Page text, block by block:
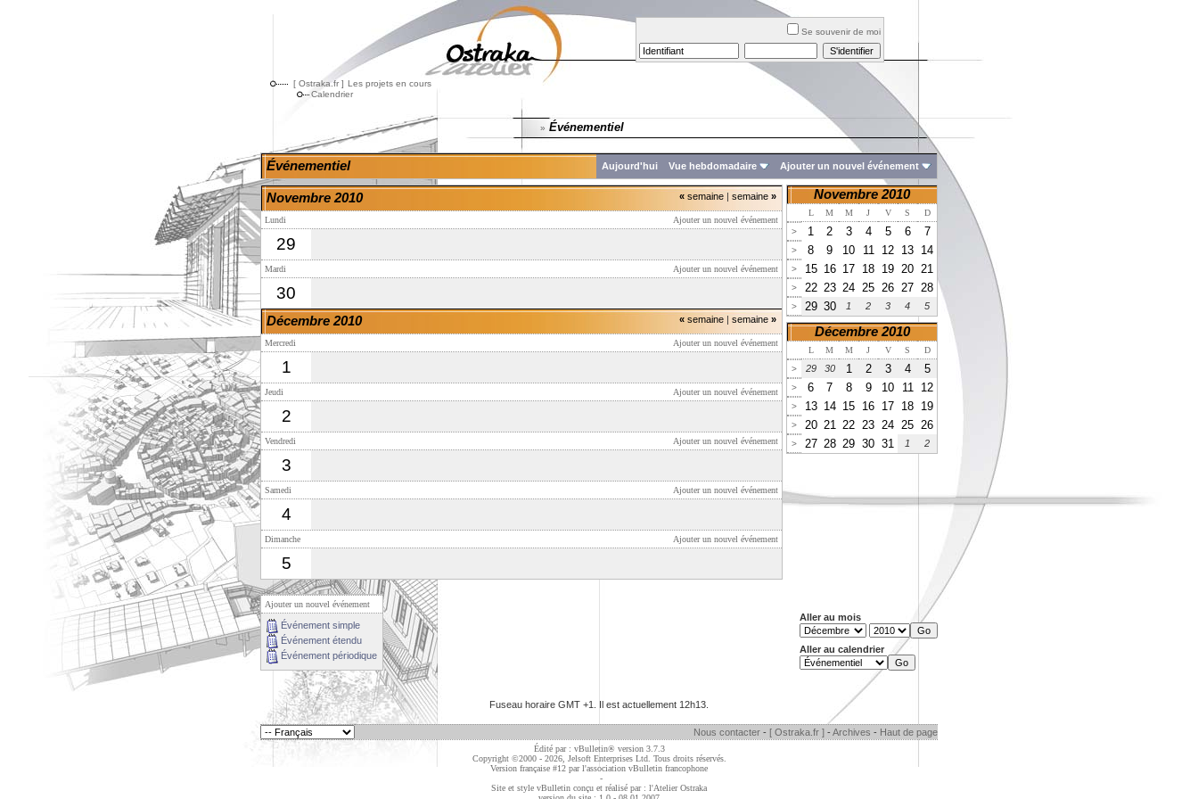
Se souvenir de moi
[ Ostraka.fr ] Les projets en cours
Calendrier
» Événementiel
Événementiel Aujourd'hui Vue hebdomadaire Ajouter un nouvel événement
« semaine | semaine »
Novembre 2010
Ajouter un nouvel événement
Lundi
29
Ajouter un nouvel événement
Mardi
30
« semaine | semaine »
Décembre 2010
Ajouter un nouvel événement
Mercredi
1
Ajouter un nouvel événement
Jeudi
2
Ajouter un nouvel événement
Vendredi
3
Ajouter un nouvel événement
Samedi
4
Ajouter un nouvel événement
Dimanche
5
Novembre 2010
L M M J V S
D
>
1 2 3 4 5 6 7
> 8 9 10 11 12 13 14
> 15 16 17 18 19 20 21
> 22 23 24 25 26 27 28
> 29 30 1 2 3 4 5
Décembre 2010
L M M J V S
D
>
29 30 1 2 3 4 5
> 6 7 8 9 10 11 12
> 13 14 15 16 17 18 19
> 20 21 22 23 24 25 26
> 27 28 29 30 31 1 2
Ajouter un nouvel événement
Événement simple
Événement étendu
Événement périodique
Aller au mois
Aller au calendrier
Fuseau horaire GMT +1. Il est actuellement 12h13
Nous contacter - [ Ostraka.fr ] - Archives - Haut de page
Édité par : vBulletin® version 3.7.3
Copyright ©2000 - 2026, Jelsoft Enterprises Ltd. Tous droits réservés.
Version française #12 parl'association vBulletin francophone
-
Site et style vBulletin conçu et réalisé par : l'Atelier Ostraka